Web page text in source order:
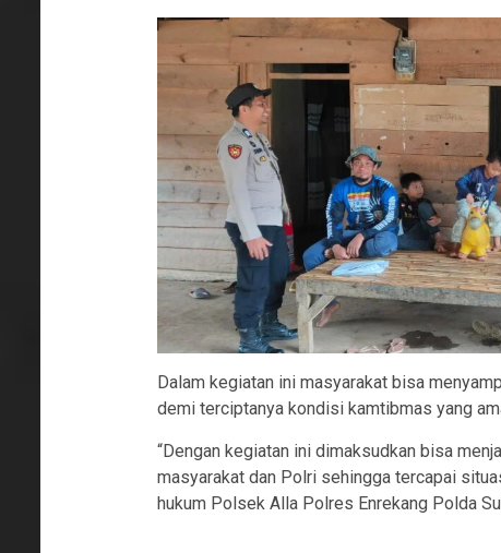
Dalam kegiatan ini masyarakat bisa
demi terciptanya kondisi kamtibmas yang
“Dengan kegiatan ini dimaksudkan bisa
masyarakat dan Polri sehingga tercapai
hukum Polsek Alla Polres Enrekang Polda